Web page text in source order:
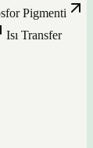
Pigmenti
Isı Transfer